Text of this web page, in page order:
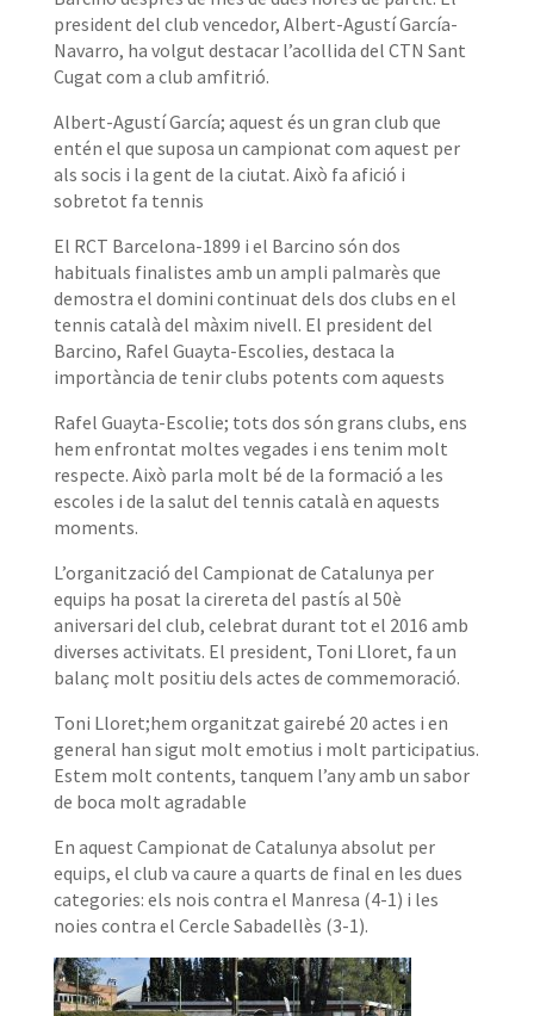
president del club vencedor, Albert-Agustí García-
Navarro, ha volgut destacar l’acollida del CTN Sant
Cugat com a club amfitrió.
Albert-Agustí García; aquest és un gran club que
entén el que suposa un campionat com aquest per
als socis i la gent de la ciutat. Això fa afició i
sobretot fa tennis
El RCT Barcelona-1899 i el Barcino són dos
habituals finalistes amb un ampli palmarès que
demostra el domini continuat dels dos clubs en el
tennis català del màxim nivell. El president del
Barcino, Rafel Guayta-Escolies, destaca la
importància de tenir clubs potents com aquests
Rafel Guayta-Escolie; tots dos són grans clubs, ens
hem enfrontat moltes vegades i ens tenim molt
respecte. Això parla molt bé de la formació a les
escoles i de la salut del tennis català en aquests
moments.
L’organització del Campionat de Catalunya per
equips ha posat la cirereta del pastís al 50è
aniversari del club, celebrat durant tot el 2016 amb
diverses activitats. El president, Toni Lloret, fa un
balanç molt positiu dels actes de commemoració.
Toni Lloret;hem organitzat gairebé 20 actes i en
general han sigut molt emotius i molt participatius.
Estem molt contents, tanquem l’any amb un sabor
de boca molt agradable
En aquest Campionat de Catalunya absolut per
equips, el club va caure a quarts de final en les dues
categories: els nois contra el Manresa (4-1) i les
noies contra el Cercle Sabadellès (3-1).